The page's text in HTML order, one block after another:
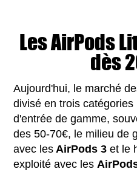
Les AirPods
dès
Aujourd'hui, le marché
divisé en trois
d'entrée de gamme,
des 50-70€, le milieu de
avec les AirPods 3et le
exploité avec les